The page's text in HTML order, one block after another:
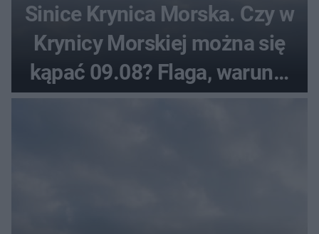
Sinice Krynica Morska. Czy w
Krynicy Morskiej można się
kąpać 09.08? Flaga, warunki
pogodowe